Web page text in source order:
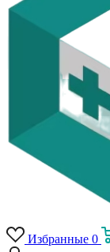
Избранные 0